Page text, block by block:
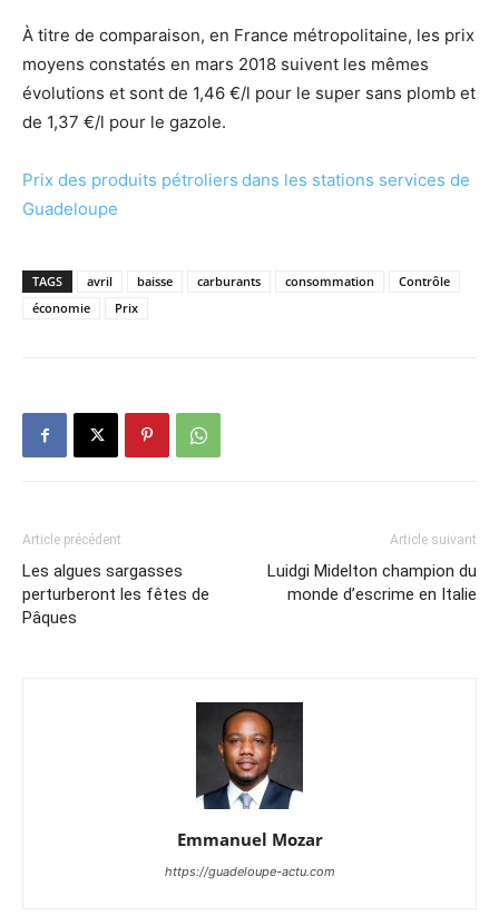
À titre de comparaison, en France métropolitaine, les prix
moyens constatés en mars 2018 suivent les mêmes
évolutions et sont de 1,46 €/l pour le super sans plomb et
de 1,37 €/l pour le gazole.
Prix des produits pétroliers dans les stations services de
Guadeloupe
TAGS avril baisse carburants consommation
Contrôle
économie
Prix
Article précédent
Les algues sargasses
perturberont les fêtes de
Pâques
Article suivant
Luidgi Midelton champion du
monde d’escrime en Italie
Emmanuel Mozar
https://guadeloupe-actu.com